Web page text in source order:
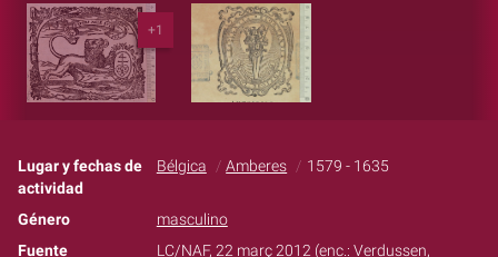
+1
Lugar y fechas de
actividad
Bélgica Amberes 1579 - 1635
Género
masculino
Fuente
LC/NAF, 22 març 2012 (enc.: Verdussen,